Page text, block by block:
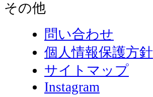
その他
問い合わせ
個人情報保護方針
サイトマップ
Instagram